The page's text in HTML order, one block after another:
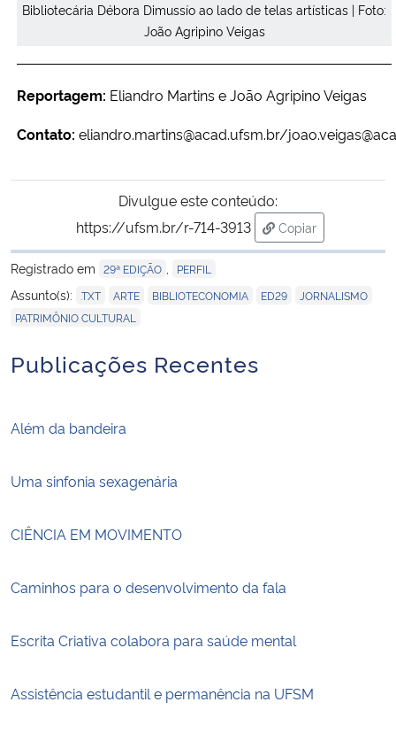
Bibliotecária Débora Dimussío ao lado de telas artísticas | Foto:
João Agripino Veigas
Reportagem: Eliandro Martins e João Agripino Veigas
Contato: eliandro.martins@acad.ufsm.br/
Divulgue este conteúdo:
https://ufsm.br/r-714-3913
Copiar
para área de
Registrado em 29ª EDIÇÃO PERFIL
Assunto(s): .TXT ARTE BIBLIOTECONOMIA ED29 JORNALISMO
PATRIMÔNIO CULTURAL
Publicações Recentes
Além da bandeira
Uma sinfonia sexagenária
CIÊNCIA EM MOVIMENTO
Caminhos para o desenvolvimento da fala
Escrita Criativa colabora para saúde mental
Assistência estudantil e permanência na UFSM